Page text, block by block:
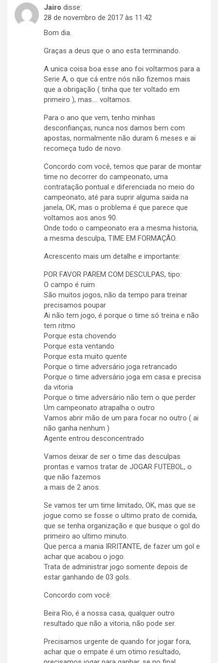
Jairo disse:
28 de novembro de 2017 às 11:42
Bom dia.
Graças a deus que o ano esta terminando.
A unica coisa boa esse ano foi voltarmos para a
Serie A, o que cá entre nós não fizemos mais
que a obrigação ( tinha que ter voltado em
primeiro ), mas…. voltamos.
Para o ano que vem, tenho minhas
desconfianças, nunca nos damos bem com
apostas, normalmente não duram 6 meses e ai
recomeça tudo de novo.
Concordo com você, temos que parar de montar
time no decorrer do campeonato, uma
contratação pontual e diferenciada no meio do
campeonato, até para suprir alguma saida na
janela, OK, mas o problema é que parece que
voltamos aos anos 90.
Onde todo o campeonato era a mesma historia,
a mesma desculpa, TIME EM FORMAÇÃO.
Acrescento mais um detalhe e importante:
POR FAVOR PAREM COM DESCULPAS, tipo:
O campo é ruim
São muitos jogos, não da tempo para treinar
precisamos poupar
Ai não tem jogo, é porque o time só treina e não
tem ritmo
Porque esta chovendo
Porque esta ventando
Porque esta muito quente
Porque o time adversário joga retrancado
Porque o time adversário joga em casa e precisa
da vitoria
Porque o time adversário não tem o que perder
Um campeonato atrapalha o outro
Vamos abrir mão de um para focar no outro ( ai
não ganha nenhum )
Agente entrou desconcentrado
Vamos deixar de ser o time das desculpas
prontas e vamos tratar de JOGAR FUTEBOL, o
que não fazemos
a mais de 2 anos.
Se vamos ter um time limitado, OK, mas que se
jogue como se fosse o ultimo prato de comida,
que se tenha organização e que busque o gol do
primeiro ao ultimo minuto.
Que perca a mania IRRITANTE, de fazer um gol e
achar que acabou o jogo.
Trata de administrar jogo somente depois de
estar ganhando de 03 gols.
Concordo com você:
Beira Rio, é a nossa casa, qualquer outro
resultado que não a vitoria, não pode ser.
Precisamos urgente de quando for jogar fora,
achar que o empate é um otimo resultado,